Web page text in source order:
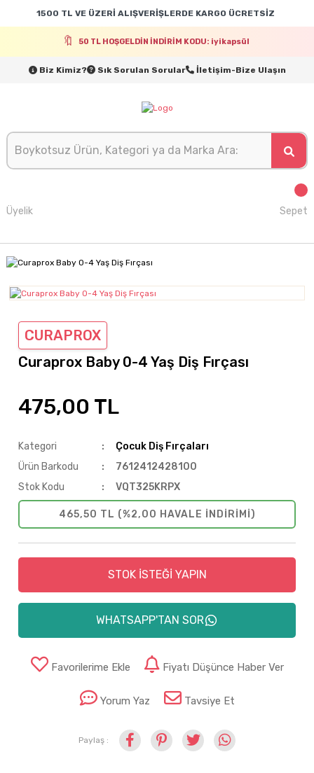
1500 TL VE ÜZERİ ALIŞVERİŞLERDE KARGO ÜCRETSİZ
50 TL HOŞGELDİN İNDİRİM KODU: iyikapsül
Biz Kimiz? Sık Sorulan Sorular İletişim-Bize Ulaşın
Üyelik Sepet
CURAPROX
Curaprox Baby 0-4 Yaş Diş Fırçası
475,00 TL
Kategori
Çocuk Diş Fırçaları
Ürün Barkodu
7612412428100
Stok Kodu
VQT325KRPX
465,50 TL (%2,00 HAVALE INDIRIMI)
STOK İSTEĞİ YAPIN
WHATSAPP'TAN SOR
Favorilerime Ekle Fiyatı Düşünce Haber Ver
Yorum Yaz Tavsiye Et
Paylaş :